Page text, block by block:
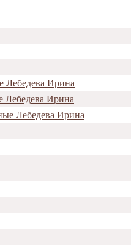
Лебедева Ирина
Лебедева Ирина
Лебедева Ирина